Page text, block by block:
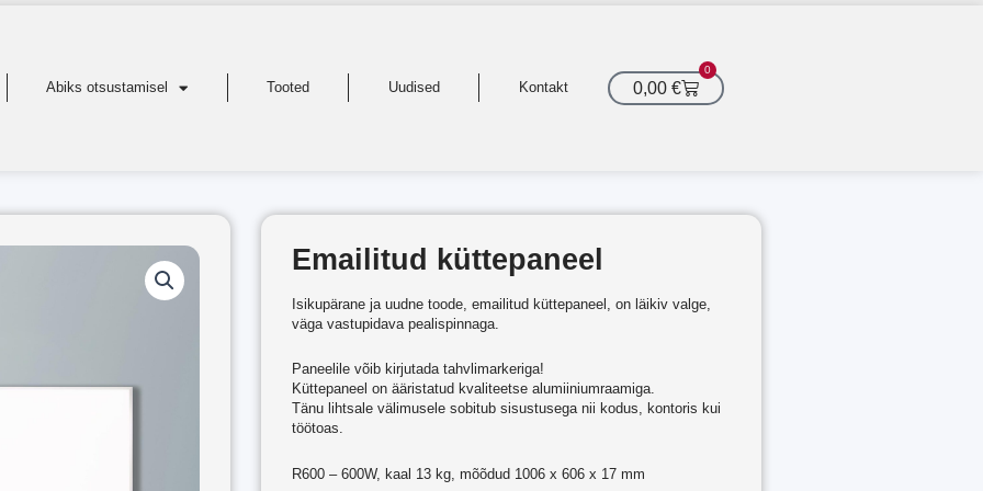
Abiks otsustamisel Tooted Uudised Kontakt 0,00€
0
Cart
Emailitud küttepaneel
Isikupärane ja uudne toode, emailitud küttepaneel, on läikiv valge,
väga vastupidava pealispinnaga.
Paneelile võib kirjutada tahvlimarkeriga!
Küttepaneel on ääristatud kvaliteetse alumiiniumraamiga.
Tänu lihtsale välimusele sobitub sisustusega nii kodus, kontoris kui
töötoas.
R600 – 600W, kaal 13 kg, mõõdud 1006 x 606 x 17 mm